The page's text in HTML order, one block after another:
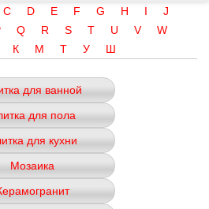
C D E F G H I
J
Q R S T U V
W
К М Т У Ш
для ванной
для пола
для кухни
Мозаика